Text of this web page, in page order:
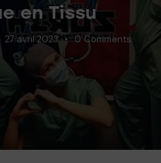
en Tissu
27 avril 2023 0 Comments